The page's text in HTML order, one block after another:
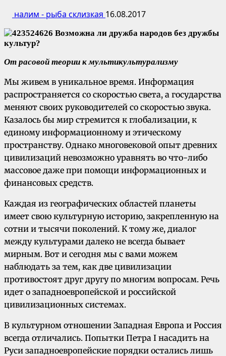
налим - рыба склизкая 16.08.2017
От расовой теории к мультикультурализму
Мы живем в уникальное время. Информация
распространяется со скоростью света, а государства
меняют своих руководителей со скоростью звука.
Казалось бы мир стремится к глобализации, к
единому информационному и этическому
пространству. Однако многовековой опыт древних
цивилизаций невозможно уравнять во что-либо
массовое даже при помощи информационных и
финансовых средств.
Каждая из географических областей планеты
имеет свою культурную историю, закрепленную на
сотни и тысячи поколений. К тому же, диалог
между культурами далеко не всегда бывает
мирным. Вот и сегодня мы с вами можем
наблюдать за тем, как две цивилизации
противостоят друг другу по многим вопросам. Речь
идет о западноевропейской и российской
цивилизационных системах.
В культурном отношении Западная Европа и Россия
всегда отличались. Попытки Петра I насадить на
Руси западноевропейские порядки остались лишь